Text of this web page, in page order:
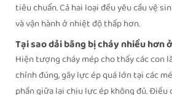
tiêu chuẩn. Cả hai loại đều yêu cầu vệ
và vận hành ở nhiệt độ thấp hơn.
Tại sao dải băng bị cháy nhiều hơn
Hiện tượng cháy mép cho thấy các con
chỉnh đúng, gây lực ép quá lớn tại các
phần giữa lại chịu lực ép không đủ. Điều